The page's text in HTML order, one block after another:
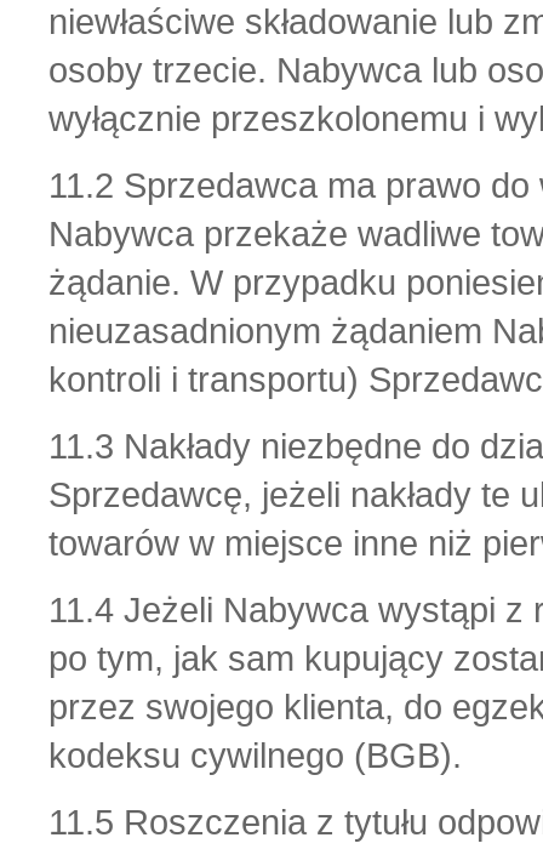
niewłaściwe składowanie lub
osoby trzecie. Nabywca lub
wyłącznie przeszkolonemu i
11.2 Sprzedawca ma prawo
Nabywca przekaże wadliwe
żądanie. W przypadku
nieuzasadnionym żądaniem
kontroli i transportu)
11.3 Nakłady niezbędne do
Sprzedawcę, jeżeli nakłady te
towarów w miejsce inne niż
11.4 Jeżeli Nabywca wystąpi
po tym, jak sam kupujący
przez swojego klienta, do
kodeksu cywilnego (BGB).
11.5 Roszczenia z tytułu